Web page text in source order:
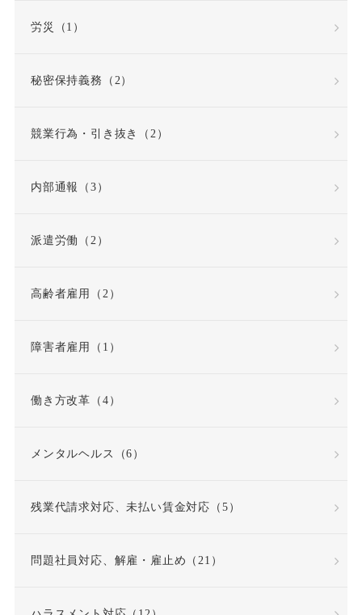
労災（1）
秘密保持義務（2）
競業行為・引き抜き（2）
内部通報（3）
派遣労働（2）
高齢者雇用（2）
障害者雇用（1）
働き方改革（4）
メンタルヘルス（6）
残業代請求対応、未払い賃金対応（5）
問題社員対応、解雇・雇止め（21）